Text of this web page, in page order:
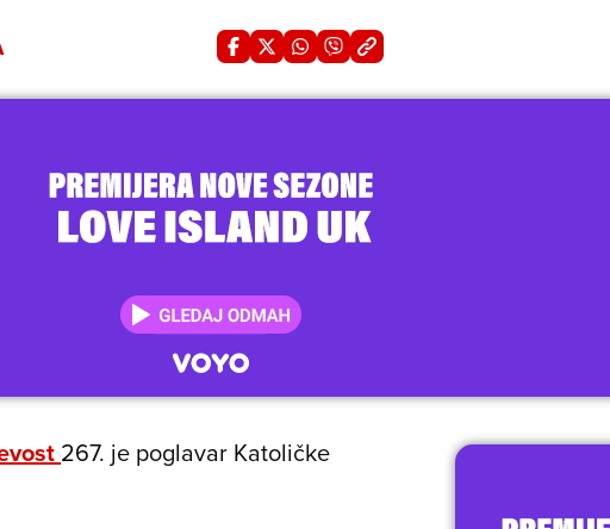
267. je poglavar Katoličke